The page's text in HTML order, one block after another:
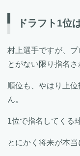
ドラフト1位
村上選手ですが、
とがない限り指名
順位も、やはり上
ん。
1位で指名してくる
とにかく将来が本当